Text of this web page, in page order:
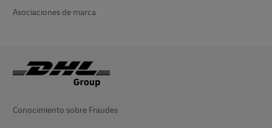
Asociaciones de marca
Conocimiento sobre Fraudes